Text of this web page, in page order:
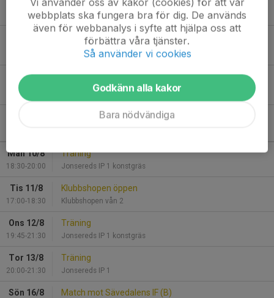
24 maj, 16:21 2
Hemmamatch mot Hönö IS på söndag
22 maj, 21:07 0
15 maj, 17:26 1
Mån 10/8
18:30-20:00
Träning
Jonsereds IP 1 konstgräs
Tis 11/8
17:00-18:30
Klubbshopen öppen
Klubbshopen vån 2
Ons 12/8
19:45-21:30
Träning
Jonsereds IP 1 konstgräs
Tor 13/8
20:00-21:30
Träning
Jonsereds IP 1
Sön 16/8 Match mot Sävedalens IF (B)
webbplats ska fungera bra för dig. De används
även för webbanalys i syfte att hjälpa oss att
förbättra våra tjänster.
Så använder vi cookies
Godkänn alla kakor
Bara nödvändiga